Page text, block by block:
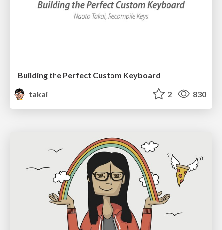
Building the Perfect Custom Keyboard
takai
2 830